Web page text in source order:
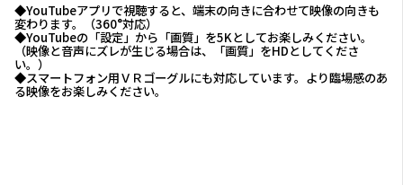
◆YouTubeアプリで視聴すると、端末の向きに合わせて映像の向きも
変わります。（360°対応）
◆YouTubeの「設定」から「画質」を5Kとしてお楽しみください。
（映像と音声にズレが生じる場合は、「画質」をHDとしてくださ
い。）
◆スマートフォン用ＶＲゴーグルにも対応しています。より臨場感のあ
る映像をお楽しみください。